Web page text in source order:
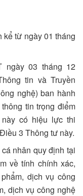
từ ngày 01 tháng
ngày 03 tháng 12
tin và Truyền
nghệ) ban hành
tin trọng điểm
có hiệu lực thi
3 Thông tư này.
nhân quy định tại
về tính chính xác,
dịch vụ công
dịch vụ công nghệ